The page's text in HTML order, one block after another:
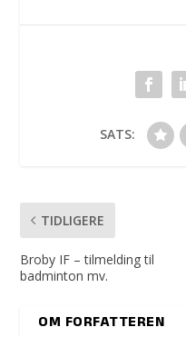
SATS:
TIDLIGERE
Broby IF – tilmelding til
badminton mv.
OM FORFATTEREN